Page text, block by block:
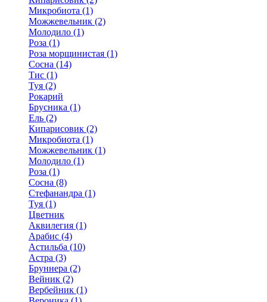
Микробиота (1)
Можжевельник (2)
Молодило (1)
Роза (1)
Роза морщинистая (1)
Сосна (14)
Тис (1)
Туя (2)
Рокарий
Брусника (1)
Ель (2)
Кипарисовик (2)
Микробиота (1)
Можжевельник (1)
Молодило (1)
Роза (1)
Сосна (8)
Стефанандра (1)
Туя (1)
Цветник
Аквилегия (1)
Арабис (4)
Астильба (10)
Астра (3)
Бруннера (2)
Вейник (2)
Вербейник (1)